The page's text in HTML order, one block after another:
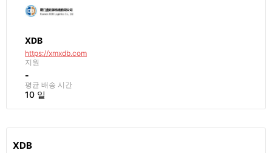
XDB
https://xmxdb.com
지원
-
평균 배송 시간
10 일
XDB